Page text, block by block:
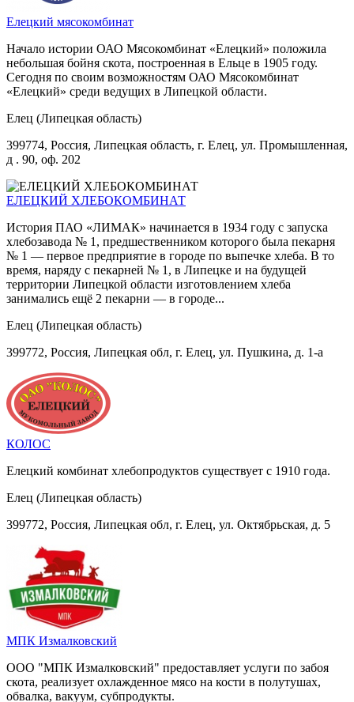
Елецкий мясокомбинат
Начало истории ОАО Мясокомбинат «Елецкий» положила
небольшая бойня скота, построенная в Ельце в 1905 году.
Сегодня по своим возможностям ОАО Мясокомбинат
«Елецкий» среди ведущих в Липецкой области.
Елец (Липецкая область)
399774, Россия, Липецкая область, г. Елец, ул. Промышленная,
д . 90, оф. 202
ЕЛЕЦКИЙ ХЛЕБОКОМБИНАТ
История ПАО «ЛИМАК» начинается в 1934 году с запуска
хлебозавода № 1, предшественником которого была пекарня
№ 1 — первое предприятие в городе по выпечке хлеба. В то
время, наряду с пекарней № 1, в Липецке и на будущей
территории Липецкой области изготовлением хлеба
занимались ещё 2 пекарни — в городе...
Елец (Липецкая область)
399772, Россия, Липецкая обл, г. Елец, ул. Пушкина, д. 1-а
КОЛОС
Елецкий комбинат хлебопродуктов существует с 1910 года.
Елец (Липецкая область)
399772, Россия, Липецкая обл, г. Елец, ул. Октябрьская, д. 5
МПК Измалковский
ООО "МПК Измалковский" предоставляет услуги по забоя
скота, реализует охлажденное мясо на кости в полутушах,
обвалка, вакуум, субпродукты.